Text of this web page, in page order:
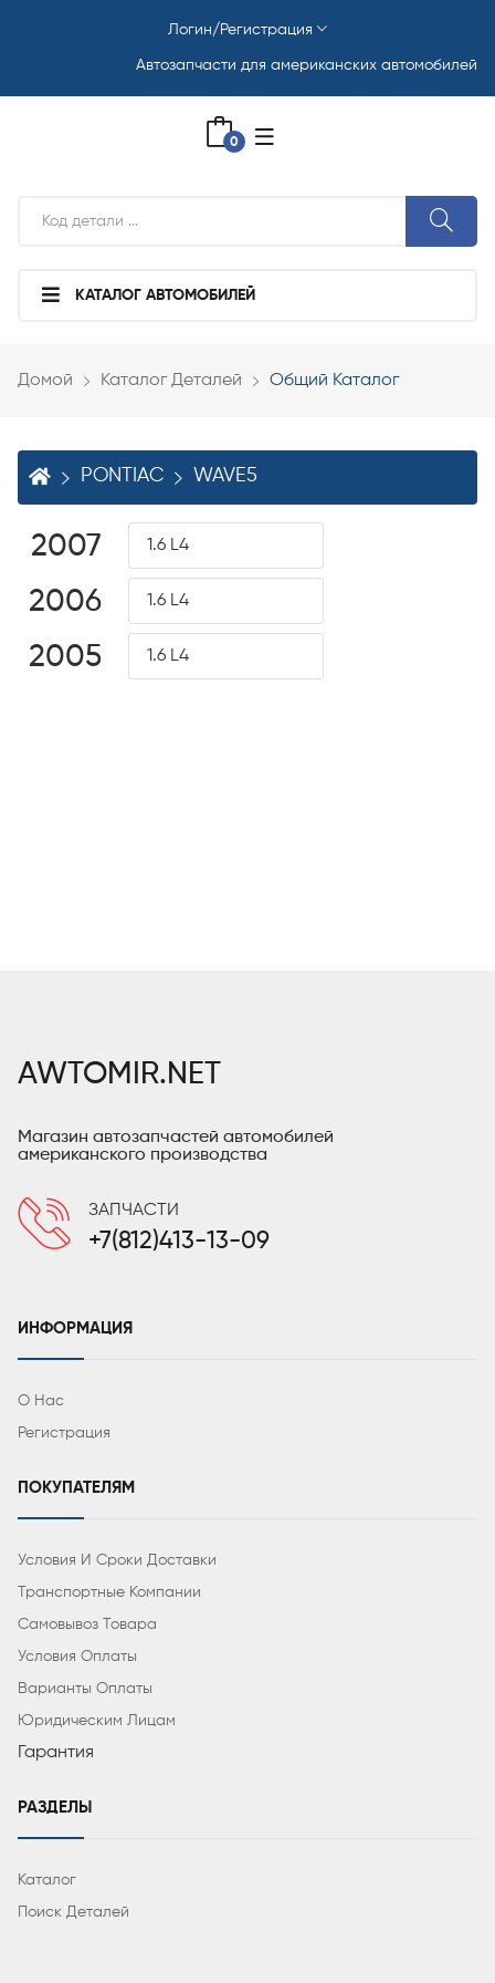
Автозапчасти для американских автомобилей
Логин/Регистрация
0
КАТАЛОГ АВТОМОБИЛЕЙ
Домой Каталог Деталей Общий Каталог
PONTIAC WAVE5
2007 1.6 L4
2006 1.6 L4
2005 1.6 L4
AWTOMIR.NET
Магазин автозапчастей автомобилей
американского производства
ЗАПЧАСТИ
+7(812)413-13-09
ИНФОРМАЦИЯ
О Нас
Регистрация
ПОКУПАТЕЛЯМ
Условия И Сроки Доставки
Транспортные Компании
Самовывоз Товара
Условия Оплаты
Варианты Оплаты
Юридическим Лицам
Гарантия
РАЗДЕЛЫ
Каталог
Поиск Деталей